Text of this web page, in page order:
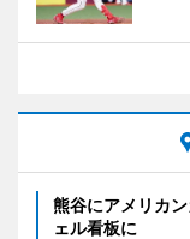
熊谷にアメリカ
ェル看板に